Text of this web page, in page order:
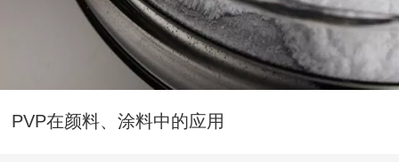
PVP在颜料、涂料中的应用